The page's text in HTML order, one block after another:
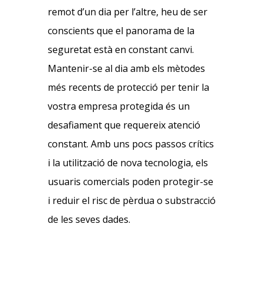
remot d’un dia per l’altre, heu de ser
conscients que el panorama de la
seguretat està en constant canvi.
Mantenir-se al dia amb els mètodes
més recents de protecció per tenir la
vostra empresa protegida és un
desafiament que requereix atenció
constant. Amb uns pocs passos crítics
i la utilització de nova tecnologia, els
usuaris comercials poden protegir-se
i reduir el risc de pèrdua o substracció
de les seves dades.